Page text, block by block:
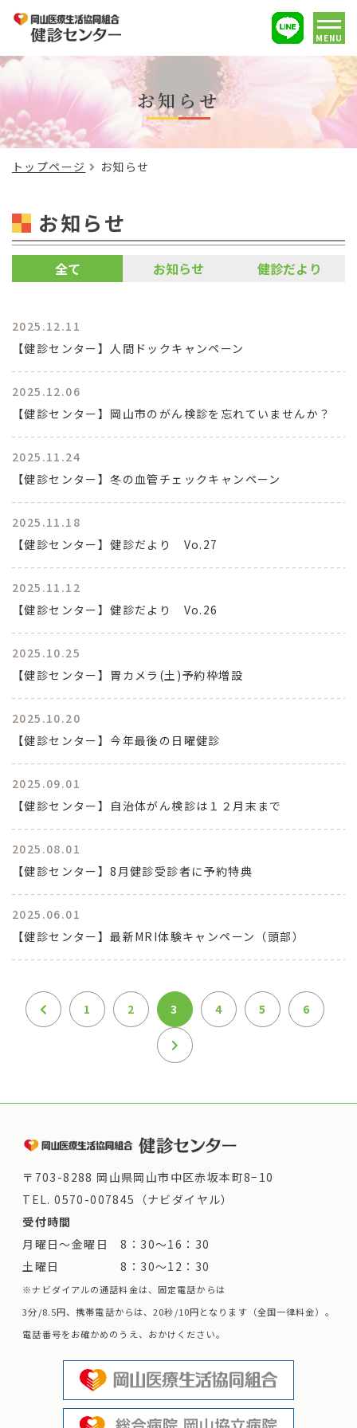
MENU
お知らせ
トップページ お知らせ
お知らせ
全て お知らせ 健診だより
2025.12.11
【健診センター】人間ドックキャンペーン
2025.12.06
【健診センター】岡山市のがん検診を忘れていませんか？
2025.11.24
【健診センター】冬の血管チェックキャンペーン
2025.11.18
【健診センター】健診だより Vo.27
2025.11.12
【健診センター】健診だより Vo.26
2025.10.25
【健診センター】胃カメラ(土)予約枠増設
2025.10.20
【健診センター】今年最後の日曜健診
2025.09.01
【健診センター】自治体がん検診は１２月末まで
2025.08.01
【健診センター】8月健診受診者に予約特典
2025.06.01
【健診センター】最新MRI体験キャンペーン（頭部）
1 2 3 4 5 6
〒703-8288 岡山県岡山市中区赤坂本町8−10
TEL.0570-007845（ナビダイヤル）
受付時間
月曜日～金曜日 8：30～16：30
土曜日 8：30～12：30
※ナビダイアルの通話料金は、固定電話からは
3分/8.5円、携帯電話からは、20秒/10円となります（全国一律料金）。
電話番号をお確かめのうえ、おかけください。